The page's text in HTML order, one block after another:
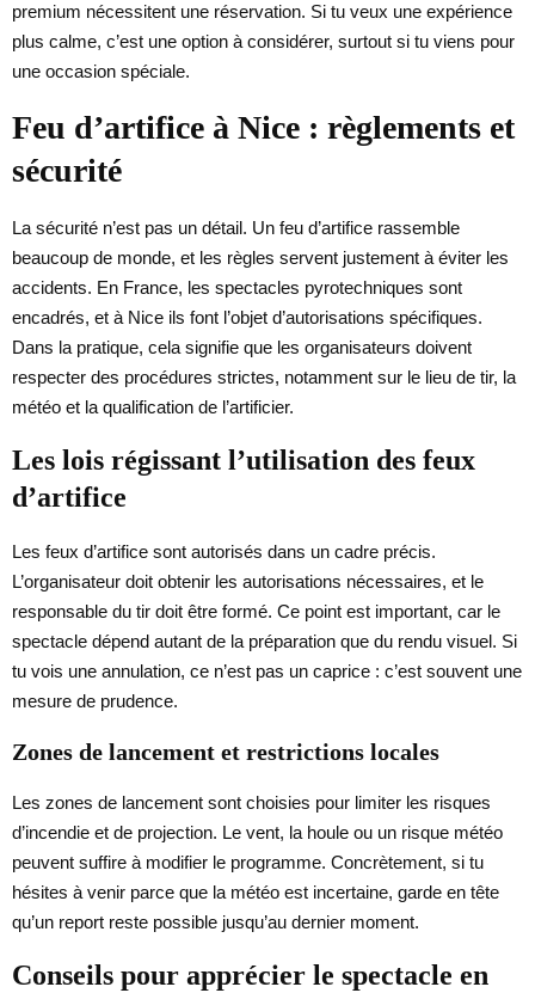
premium nécessitent une réservation. Si tu veux une expérience
plus calme, c’est une option à considérer, surtout si tu viens pour
une occasion spéciale.
Feu d’artifice à Nice : règlements et
sécurité
La sécurité n’est pas un détail. Un feu d’artifice rassemble
beaucoup de monde, et les règles servent justement à éviter les
accidents. En France, les spectacles pyrotechniques sont
encadrés, et à Nice ils font l’objet d’autorisations spécifiques.
Dans la pratique, cela signifie que les organisateurs doivent
respecter des procédures strictes, notamment sur le lieu de tir, la
météo et la qualification de l’artificier.
Les lois régissant l’utilisation des feux
d’artifice
Les feux d’artifice sont autorisés dans un cadre précis.
L’organisateur doit obtenir les autorisations nécessaires, et le
responsable du tir doit être formé. Ce point est important, car le
spectacle dépend autant de la préparation que du rendu visuel. Si
tu vois une annulation, ce n’est pas un caprice : c’est souvent une
mesure de prudence.
Zones de lancement et restrictions locales
Les zones de lancement sont choisies pour limiter les risques
d’incendie et de projection. Le vent, la houle ou un risque météo
peuvent suffire à modifier le programme. Concrètement, si tu
hésites à venir parce que la météo est incertaine, garde en tête
qu’un report reste possible jusqu’au dernier moment.
Conseils pour apprécier le spectacle en